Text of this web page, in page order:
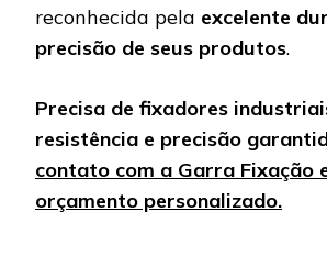
reconhecida pela excelente
precisão de seus produtos.
Precisa de fixadores
resistência e precisão
contato com a Garra Fixação
orçamento personalizado.